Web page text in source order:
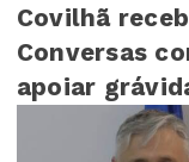
Covilhã
Conversas
apoiar